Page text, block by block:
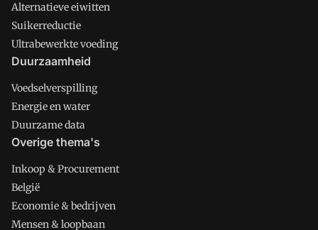
Alternatieve eiwitten
Suikerreductie
Ultrabewerkte voeding
Duurzaamheid
Voedselverspilling
Energie en water
Duurzame data
Overige thema's
Inkoop & Procurement
België
Economie & bedrijven
Mensen & loopbaan